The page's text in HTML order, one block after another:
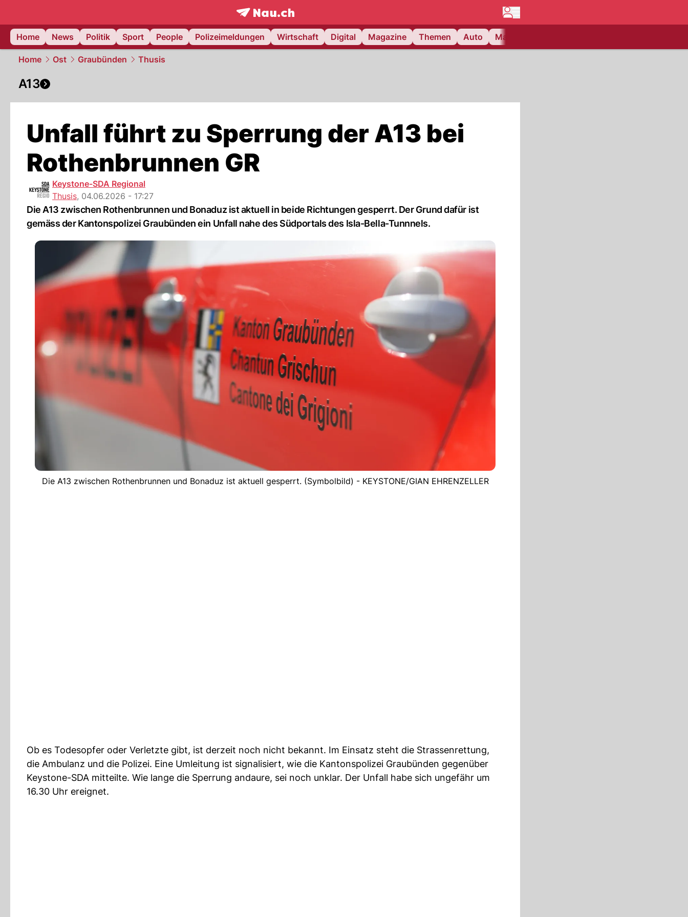
frontpage.NAU.ch
Home
News Politik Sport People Polizeimeldungen Wirtschaft Digital Magazine Themen Auto Matchcenter
Home Ost Graubünden Thusis
A13
Unfall führt zu Sperrung der A13 bei
Rothenbrunnen GR
Keystone-SDA Regional
Thusis, 04.06.2026 - 17:27
Die A13 zwischen Rothenbrunnen und Bonaduz ist aktuell in beide Richtungen gesperrt. Der Grund dafür ist
gemäss der Kantonspolizei Graubünden ein Unfall nahe des Südportals des Isla-Bella-Tunnnels.
Die A13 zwischen Rothenbrunnen und Bonaduz ist aktuell gesperrt. (Symbolbild) - KEYSTONE/GIAN EHRENZELLER
Ob es Todesopfer oder Verletzte gibt, ist derzeit noch nicht bekannt. Im Einsatz steht die Strassenrettung,
die Ambulanz und die Polizei. Eine Umleitung ist signalisiert, wie die Kantonspolizei Graubünden gegenüber
Keystone-SDA mitteilte. Wie lange die Sperrung andaure, sei noch unklar. Der Unfall habe sich ungefähr um
16.30 Uhr ereignet.